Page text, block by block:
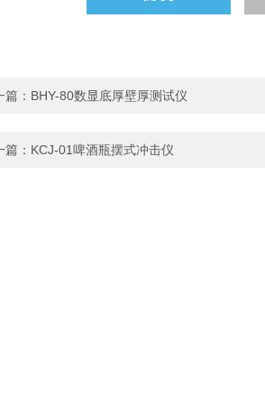
篇： BHY-80数显底厚壁厚测试仪
篇： KCJ-01啤酒瓶摆式冲击仪